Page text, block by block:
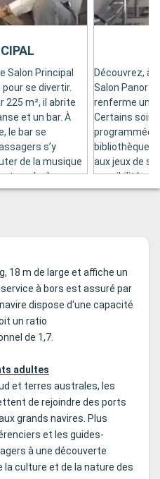
Salon Principal
se divertir.
225 m², il abrite
et un bar. À
le bar se
s’y
de la musique
accès à une
ce salon peut
Découvrez, à
Salon
renferme un
Certains
programmée.
bibliothèque,
aux jeux de
possibilité
à la terrasse
18 m de large et affiche un
à bors est assuré par
dispose d'une capacité
un ratio
de 1,7.
adultes
et terres australes, les
de rejoindre des ports
grands navires. Plus
et les guides-
à une découverte
la culture et de la nature des